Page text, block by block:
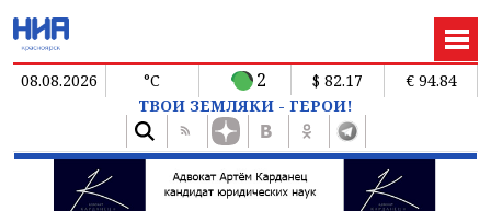
08.08.2026 °C 2 $ 82.17
€ 94.84
ТВОИ ЗЕМЛЯКИ - ГЕРОИ!